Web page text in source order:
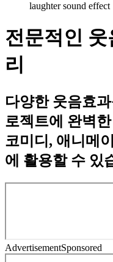
laughter sound effect
전문적인
리
다양한 웃음효
로젝트에 완벽
코미디, 애니메
에 활용할 수 있
AdvertisementSponsored